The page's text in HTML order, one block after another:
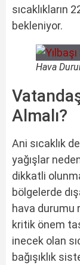
sıcaklıkların
bekleniyor.
Hava
Almalı?
Ani sıcaklık
yağışlar
dikkatli
bölgelerde
hava durumu
kritik önem
inecek olan
bağışıklık